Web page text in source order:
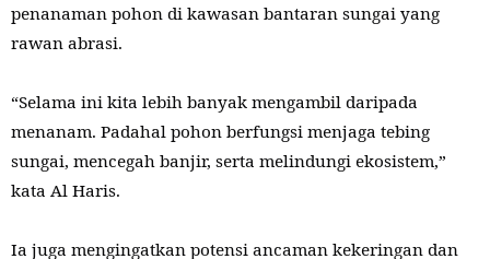
penanaman pohon di kawasan bantaran sungai yang
rawan abrasi.
“Selama ini kita lebih banyak mengambil daripada
menanam. Padahal pohon berfungsi menjaga tebing
sungai, mencegah banjir, serta melindungi ekosistem,”
kata Al Haris.
Ia juga mengingatkan potensi ancaman kekeringan dan